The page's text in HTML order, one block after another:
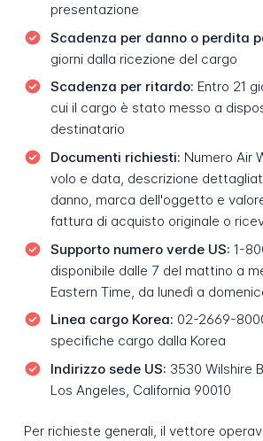
presentazione
Scadenza per danno o perdita
giorni dalla ricezione del cargo
Scadenza per ritardo: Entro 21
cui il cargo è stato messo a
destinatario
Documenti richiesti: Numero Air
volo e data, descrizione
danno, marca dell'oggetto e
fattura di acquisto originale o
Supporto numero verde US: 1-
disponibile dalle 7 del mattino a
Eastern Time, da lunedì a
Linea cargo Korea: 02-2669-
specifiche cargo dalla Korea
Indirizzo sede US: 3530 Wilshire
Los Angeles, California 90010
Per richieste generali, il vettore